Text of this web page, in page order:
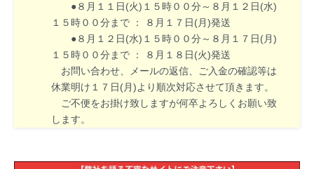
●８月１１日(火)１５時００分～８月１２日(水)
１５時００分まで ： ８月１７日(月)発送
●８月１２日(水)１５時００分～８月１７日(月)
１５時００分まで ： ８月１８日(火)発送
お問い合わせ、メールの返信、ご入金の確認等は
休業明け１７日(月)より順次対応させて頂きます。
ご不便をお掛け致しますが何卒よろしくお願い致
します。